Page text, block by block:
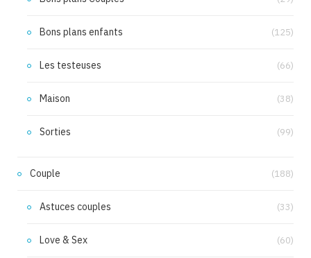
Bons plans enfants (125)
Les testeuses (66)
Maison (38)
Sorties (99)
Couple (188)
Astuces couples (33)
Love & Sex (60)